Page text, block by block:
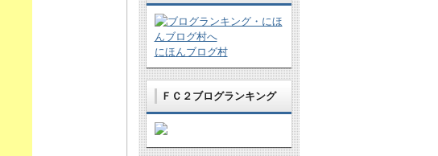
にほんブログ村
ＦＣ２ブログランキング